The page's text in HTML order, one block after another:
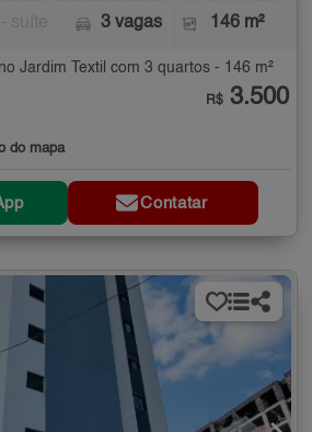
3 vagas 146 m²
Jardim Textil com 3 quartos - 146 m²
do mapa
R$ 3.500
Contatar